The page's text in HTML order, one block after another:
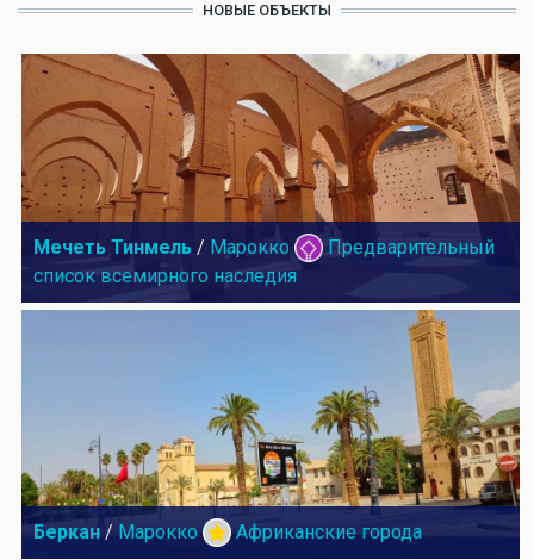
НОВЫЕ ОБЪЕКТЫ
Мечеть Тинмель / Марокко
Предварительный
список всемирного наследия
Беркан / Марокко Африканские города